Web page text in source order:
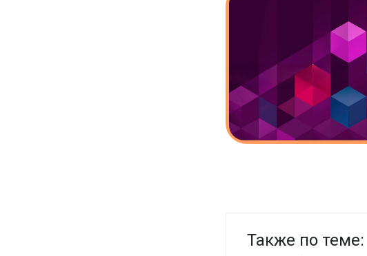
Также по теме: